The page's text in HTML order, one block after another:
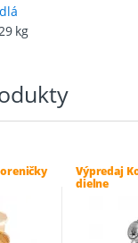
kg
Výpredaj
dielne